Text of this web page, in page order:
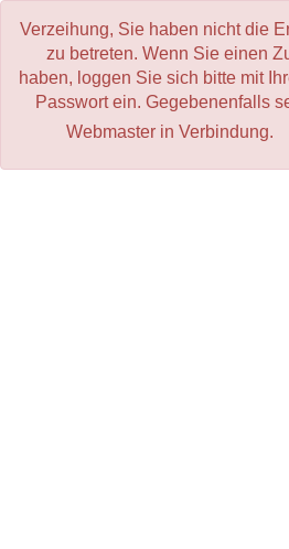
Verzeihung, Sie haben nicht die
zu betreten. Wenn Sie einen
haben, loggen Sie sich bitte mit
Passwort ein. Gegebenenfalls
Webmaster in